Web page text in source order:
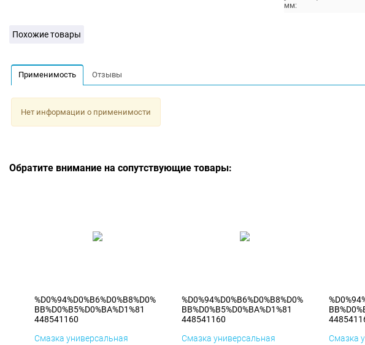
мм:
Похожие товары
Применимость Отзывы
Нет информации о применимости
Обратите внимание на сопутствующие товары:
%D0%94%D0%B6%D0%B8%D0%
BB%D0%B5%D0%BA%D1%81
448541160
Смазка универсальная
%D0%94%D0%B6%D0%B8%D0%
BB%D0%B5%D0%BA%D1%81
448541160
Смазка универсальная
Смазка